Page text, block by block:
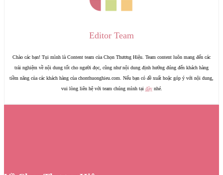
Editor Team
Chào các bạn! Tụi mình là Content team của Chọn Thương Hiệu. Team content luôn mang đến các
trải nghiệm về nội dung tốt cho người đọc, cũng như nội dung định hướng đúng đến khách hàng
tiềm năng của các khách hàng của chonthuonghieu.com. Nếu bạn có đề xuất hoặc góp ý với nội dung,
vui lòng liên hệ với team chúng mình tại đâynhé.